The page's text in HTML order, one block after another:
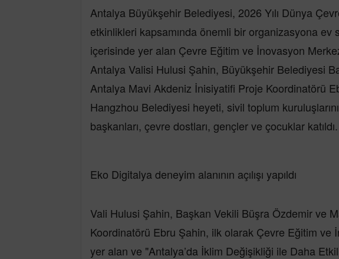
Antalya Büyükşehir Belediyesi, 2026 Yılı Dünya
etkinlikleri kapsamında önemli bir organizasyona ev
içerisinde yer alan Çevre Eğitim ve İnovasyon
Antalya Valisi Hulusi Şahin, Büyükşehir Belediyesi
Antalya Mavi Akdeniz İnisiyatifi Proje Koordinatörü
Hangzhou Belediyesi heyeti, sivil toplum
başkanları, çevre dostları, gençler ve çocuklar katıldı.
Eko Digitalya deneyim alanının açılışı yapıldı
Vali Hulusi Şahin, Başkan Vekili Büşra Özdemir ve
Koordinatörü Ebru Şahin, ilk olarak Çevre Eğitim ve
yer alan ve "Antalya’da İklim Değişikliği ile Daha